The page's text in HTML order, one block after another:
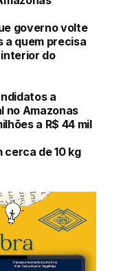
governo volte
a quem precisa
do
a
no Amazonas
a R$ 44 mil
cerca de 10 kg